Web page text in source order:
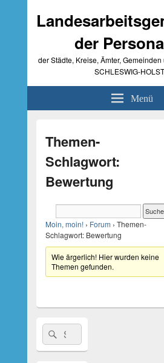
der
der Städte, Kreise, Ämter,
SCHLESWIG-
Menü
Themen-
Schlagwort:
Bewertung
Moin, moin! › Forum › Themen-
Schlagwort: Bewertung
Wie ärgerlich! Hier wurden keine
Themen gefunden.
Seitenleisten-
Widgetbereich
Suche
nach:
Suchen